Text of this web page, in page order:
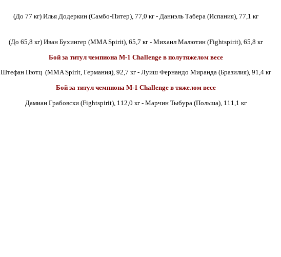
(До 77 кг) Илья Додеркин (Самбо-Питер), 77,0 кг - Даниэль Табера (Испания), 77,1 кг
(До 65,8 кг) Иван Бухингер (MMA Spirit), 65,7 кг - Михаил Малютин (Fightspirit), 65,8 кг
Бой за титул чемпиона M-1 Challenge в полутяжелом весе
Штефан Пютц (MMA Spirit, Германия), 92,7 кг - Луиш Фернандо Миранда (Бразилия), 91,4 кг
Бой за титул чемпиона M-1 Challenge в тяжелом весе
Дамиан Грабовски (Fightspirit), 112,0 кг - Марчин Тыбура (Польша), 111,1 кг